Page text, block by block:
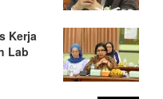
Kerja
Lab